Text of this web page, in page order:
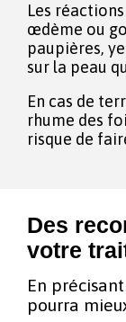
Les
œdème ou
paupières,
sur la peau
En cas de
rhume des
risque de
Des
votre
En
pourra